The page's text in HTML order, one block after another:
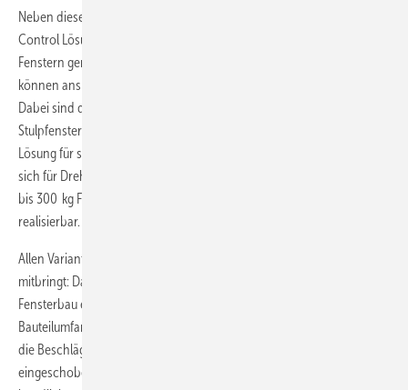
Neben diesen beiden Beschlagsystemen bietet Winkhaus mit aluPilot
Control Lösungen für die Öffnungs- und Verschlussüberwachung von
Fenstern gemäß der VdS-Klassen B und C an. Mit allen Varianten
können anspruchsvolle Alufenster in Großformaten gefertigt werden.
Dabei sind die verschiedensten Fensterformen – darunter auch
Stulpfenster – denkbar. Zudem ergänzt das Programm auch eine
Lösung für sehr große und sehr schwere Fenster: aluPilot Giant eignet
sich für Dreh-Kipp-Fenster bis 200 kg Flügelgewicht und Dreh-Fenster
bis 300 kg Flügelgewicht. Auch diese Bandseite ist in RC 2 Ausführung
realisierbar.
Allen Varianten gemeinsam ist die hohe Effizienz, die das Konzept
mitbringt: Das Beschlagsystem aluPilot verkürzt die Montagezeit beim
Fensterbau erheblich – unter anderem aufgrund des geringen
Bauteilumfangs. Im Unterschied zu herkömmlichen Systemen werden
die Beschläge nicht in die zuvor zu öffnende Beschlagnut
eingeschoben, sondern direkt von außen frontal mithilfe eines